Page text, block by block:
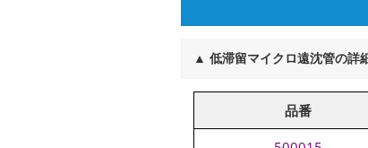
▲ 低滞留マイクロ遠沈管の詳
品番